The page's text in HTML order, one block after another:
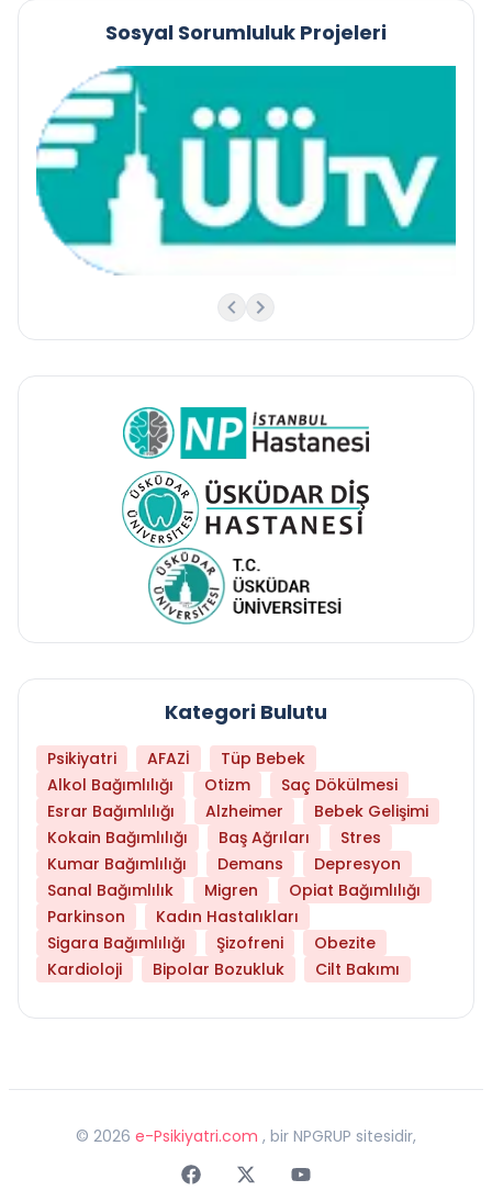
Sosyal Sorumluluk Projeleri
Kategori Bulutu
Psikiyatri AFAZİ
Tüp Bebek
Alkol Bağımlılığı
Otizm
Saç Dökülmesi
Esrar Bağımlılığı
Alzheimer
Bebek Gelişimi
Kokain Bağımlılığı
Baş Ağrıları
Stres
Kumar Bağımlılığı
Demans
Depresyon
Sanal Bağımlılık
Migren
Opiat Bağımlılığı
Parkinson
Kadın Hastalıkları
Sigara Bağımlılığı
Şizofreni
Obezite
Kardioloji
Bipolar Bozukluk Cilt Bakımı
© 2026 e-Psikiyatri.com , bir NPGRUP sitesidir,